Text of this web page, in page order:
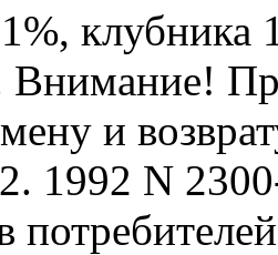
клубника
Внимание!
и
1992 N